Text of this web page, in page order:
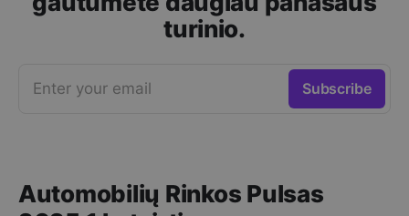
turinio.
Enter your email Subscribe
Automobilių Rinkos Pulsas